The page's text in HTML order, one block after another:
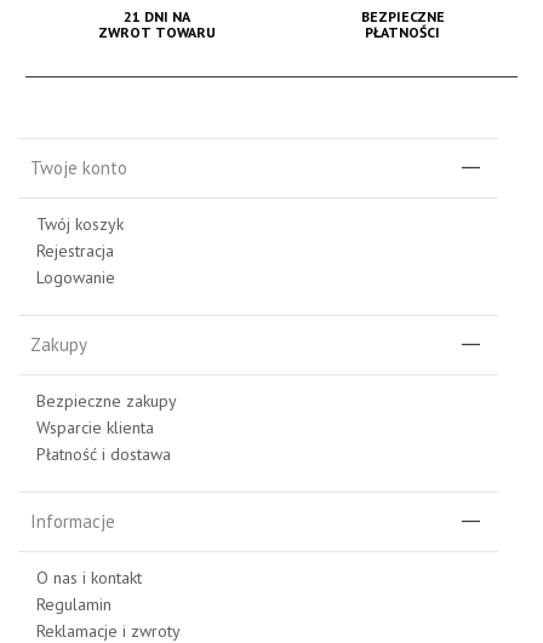
21 DNI NA
ZWROT TOWARU
BEZPIECZNE
PŁATNOŚCI
Twoje konto
Twój koszyk
Rejestracja
Logowanie
Zakupy
Bezpieczne zakupy
Wsparcie klienta
Płatność i dostawa
Informacje
O nas i kontakt
Regulamin
Reklamacje i zwroty